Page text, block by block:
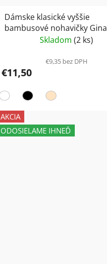
Dámske klasické vyššie
bambusové nohavičky Gina
00035 MARTINA
Skladom(2 ks)
€9,35 bez DPH
€11,50
AKCIA
ODOSIELAME IHNEĎ